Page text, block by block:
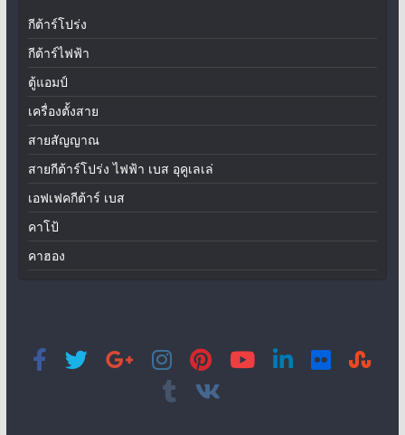
กีต้าร์โปร่ง
กีต้าร์ไฟฟ้า
ตู้แอมป์
เครื่องตั้งสาย
สายสัญญาณ
สายกีต้าร์โปร่ง ไฟฟ้า เบส อุคูเลเล่
เอฟเฟคกีต้าร์ เบส
คาโป้
คาฮอง